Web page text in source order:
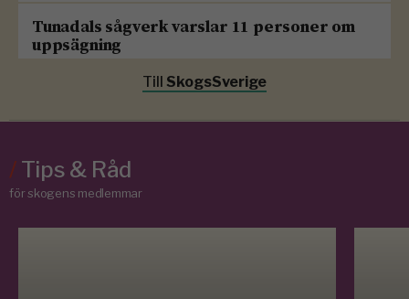
Tunadals sågverk varslar 11 personer om
uppsägning
Till SkogsSverige
/Tips & Råd
för skogens medlemmar